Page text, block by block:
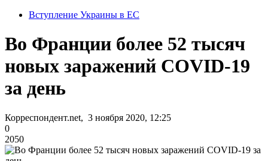
Вступление Украины в ЕС
Во Франции более 52 тысяч
новых заражений COVID-19
за день
Корреспондент.net, 3 ноября 2020, 12:25
0
2050